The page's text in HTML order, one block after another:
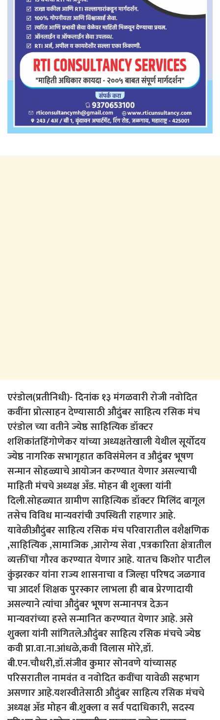
एरंडोल(प्रतीनिधी)- दिनांक १३ मंगळवारी रोजी नवोदित
कवींना प्रोत्साहन देण्यासाठी औदुंबर साहित्य रसिक मंच
एरंडोल च्या वतीने ज्येष्ठ साहित्यिक डॉक्टर
शशिकांतहिंगोणेकर यांच्या अध्यक्षतेखाली येथील सूर्योदय
ज्येष्ठ नागरिक सभागृहात कविसंमेलन व औदुंबर भूषण
सन्मान सोहळ्याचे आयोजन करण्यात येणार असल्याची
माहिती मंचचे अध्यक्ष अँड. मोहन बी शुक्ला यांनी
दिली.सोहळ्यात ग्रामीण साहित्यिक डॉक्टर मिलिंद बागूल
तसेच विविध मान्यवरांची उपस्थिती राहणार आहे.
यावेळीऔदुंबर साहित्य रसिक मंच परिवारातील वशैक्षणिक
,साहित्यिक ,सामाजिक ,आरोग्य सेवा ,पत्रकारिता क्षेत्रातील
व्यक्तींचा गौरव करण्यात येणार आहे. यातच किशोर पाटील
कुंझरकर यांना राज्य शासनाचा व जिल्हा परिषद जळगाव
चा आदर्श शिक्षक पुरस्कार लाभला ही बाब प्रेरणादायी
असल्याने त्यांचा औदुंबर भूषण सन्मानपत्र देऊन
मान्यवरांच्या हस्ते सन्मानित करण्यात येणार आहे. असे
शुक्ला यांनी सांगितले.औदुंबर साहित्य रसिक मंचचे ज्येष्ठ
कवी प्रा.वा.ना.आंधळे,कवी विलास मोरे,डॉ.
बी.एन.चौधरी,डॉ.संजीव कुमार सोनवणे यांच्यासह
परिसरातील नामवंत व नवोदित कवींचा यावेळी सहभाग
असणार आहे.यशस्वीतेसाठी औदुंबर साहित्य रसिक मंचचे
अध्यक्ष ॲड मोहन बी.शुक्ला व सर्व पदाधिकारी, सदस्य